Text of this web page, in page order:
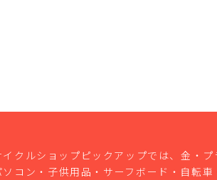
クルショップピックアップでは、金・
コン・子供用品・サーフボード・自転